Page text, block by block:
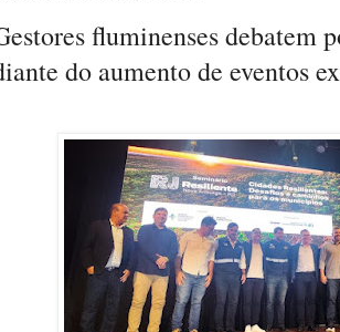
fluminenses debatem
do aumento de eventos